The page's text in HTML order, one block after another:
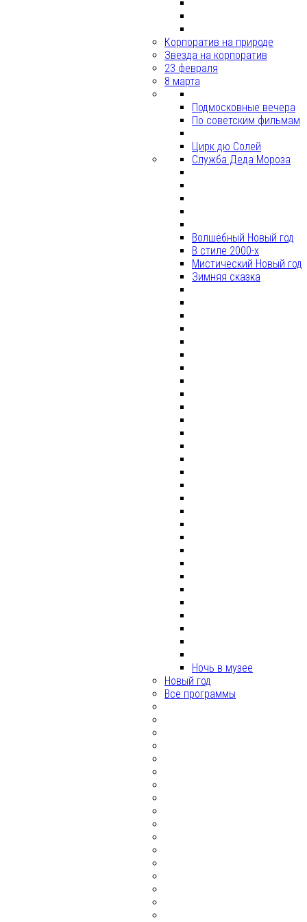
Корпоратив на природе
Звезда на корпоратив
23 февраля
8 марта
Подмосковные вечера
По советским фильмам
Цирк дю Солей
Служба Деда Мороза
Волшебный Новый год
В стиле 2000-х
Мистический Новый год
Зимняя сказка
Ночь в музее
Новый год
Все программы